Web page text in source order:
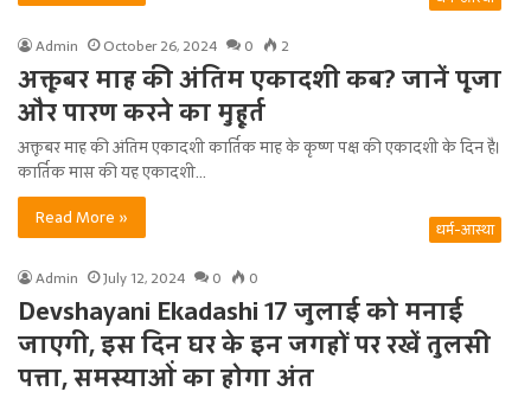
Admin October 26, 2024 0 2
अक्तूबर माह की अंतिम एकादशी कब? जानें पूजा
और पारण करने का मुहूर्त
अक्तूबर माह की अंतिम एकादशी कार्तिक माह के कृष्ण पक्ष की एकादशी के दिन है।
कार्तिक मास की यह एकादशी…
Read More »
धर्म-आस्था
Admin July 12, 2024 0 0
Devshayani Ekadashi 17 जुलाई को मनाई
जाएगी, इस दिन घर के इन जगहों पर रखें तुलसी
पत्ता, समस्याओं का होगा अंत